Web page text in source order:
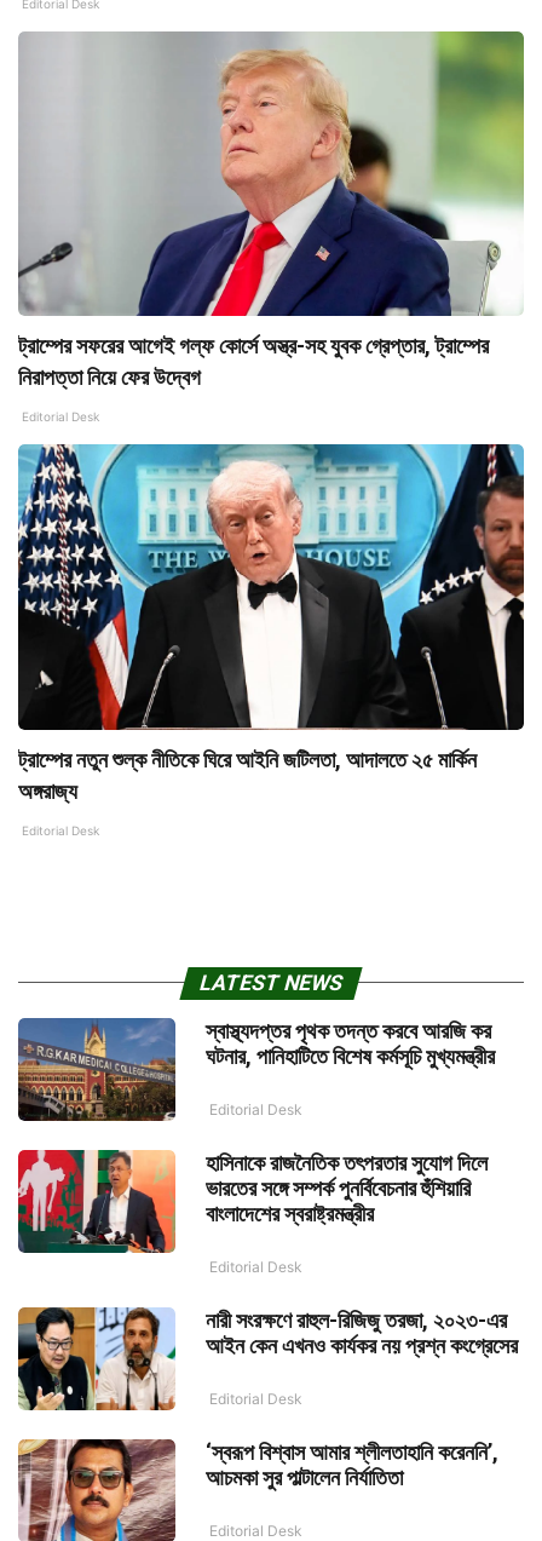
Editorial Desk
ট্রাম্পের সফরের আগেই গল্‌ফ কোর্সে অস্ত্র-সহ যুবক গ্রেপ্তার, ট্রাম্পের
নিরাপত্তা নিয়ে ফের উদ্বেগ
Editorial Desk
ট্রাম্পের নতুন শুল্ক নীতিকে ঘিরে আইনি জটিলতা, আদালতে ২৫ মার্কিন
অঙ্গরাজ্য
Editorial Desk
LATEST NEWS
স্বাস্থ্যদপ্তর পৃথক তদন্ত করবে আরজি কর
ঘটনার, পানিহাটিতে বিশেষ কর্মসূচি মুখ্যমন্ত্রীর
Editorial Desk
হাসিনাকে রাজনৈতিক তৎপরতার সুযোগ দিলে
ভারতের সঙ্গে সম্পর্ক পুনর্বিবেচনার হুঁশিয়ারি
বাংলাদেশের স্বরাষ্ট্রমন্ত্রীর
Editorial Desk
নারী সংরক্ষণে রাহুল-রিজিজু তরজা, ২০২৩-এর
আইন কেন এখনও কার্যকর নয় প্রশ্ন কংগ্রেসের
Editorial Desk
‘স্বরূপ বিশ্বাস আমার শ্লীলতাহানি করেননি’,
আচমকা সুর পাল্টালেন নির্যাতিতা
Editorial Desk